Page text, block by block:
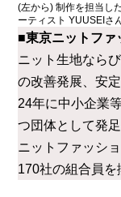
(左から) 制作を担当し
ーティスト YUUSEIさ
■東京ニットファ
ニット生地なら
の改善発展、安
24年に中小企業
つ団体として発
ニットファッシ
170社の組合員を